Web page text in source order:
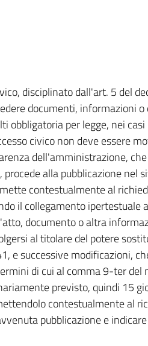
disciplinato dall'art. 5 del
documenti, informazioni o
per legge, nei casi
civico non deve essere
dell'amministrazione,
alla pubblicazione nel
contestualmente al
il collegamento ipertestuale
documento o altra
al titolare del potere
e successive modificazioni,
di cui al comma 9-ter del
previsto, quindi 15
contestualmente al
pubblicazione e